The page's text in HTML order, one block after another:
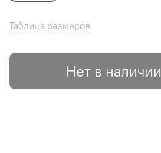
Таблица размеров
Нет в наличии